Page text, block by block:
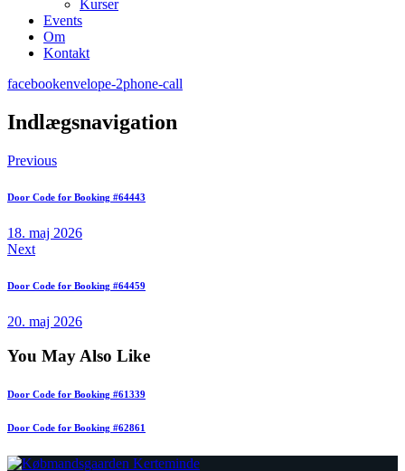
Kurser
Events
Om
Kontakt
facebookenvelope-2phone-call
Indlægsnavigation
Previous
Door Code for Booking #64443
18. maj 2026
Next
Door Code for Booking #64459
20. maj 2026
You May Also Like
Door Code for Booking #61339
Door Code for Booking #62861